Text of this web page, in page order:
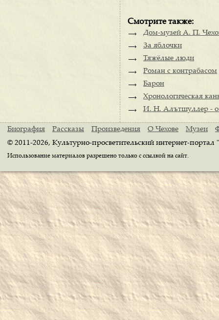
Смотрите также:
Дом-музей А. П.
За яблочки
Тяжёлые люди
Роман с контрабасом
Барон
Хронологическая
И. Н. Алътшуллер - о
Биография Рассказы Произведения О Чехове Музеи
© 2011-2026, Культурно-просветительский интернет-
Использование материалов разрешено только с ссылкой на сайт.